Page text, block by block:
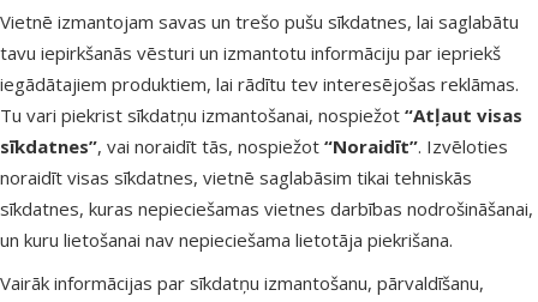
Vietnē izmantojam savas un trešo pušu sīkdatnes, lai saglabātu
tavu iepirkšanās vēsturi un izmantotu informāciju par iepriekš
iegādātajiem produktiem, lai rādītu tev interesējošas reklāmas.
Tu vari piekrist sīkdatņu izmantošanai, nospiežot “Atļaut visas
sīkdatnes”, vai noraidīt tās, nospiežot “Noraidīt”. Izvēloties
noraidīt visas sīkdatnes, vietnē saglabāsim tikai tehniskās
sīkdatnes, kuras nepieciešamas vietnes darbības nodrošināšanai,
un kuru lietošanai nav nepieciešama lietotāja piekrišana.
Vairāk informācijas par sīkdatņu izmantošanu, pārvaldīšanu,
Ice Fruity
Lollies,
pineapple
flavor, 3
90 g
Oriģinālā
4,99 €
Cena
2,48 €
Izdevīgi 🛍️